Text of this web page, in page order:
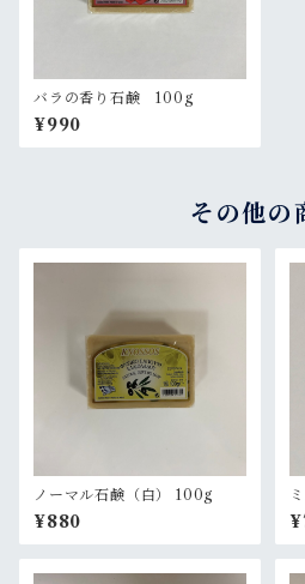
バラの香り石鹸 100g
¥990
その他の
ノーマル石鹸（白） 100g
¥880